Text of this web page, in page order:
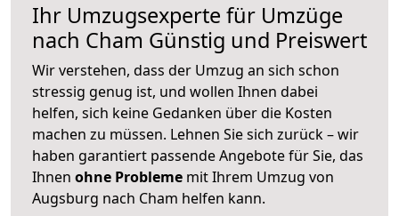
Ihr Umzugsexperte für Umzüge
nach Cham Günstig und Preiswert
Wir verstehen, dass der Umzug an sich schon
stressig genug ist, und wollen Ihnen dabei
helfen, sich keine Gedanken über die Kosten
machen zu müssen. Lehnen Sie sich zurück – wir
haben garantiert passende Angebote für Sie, das
Ihnen ohne Probleme mit Ihrem Umzug von
Augsburg nach Cham helfen kann.